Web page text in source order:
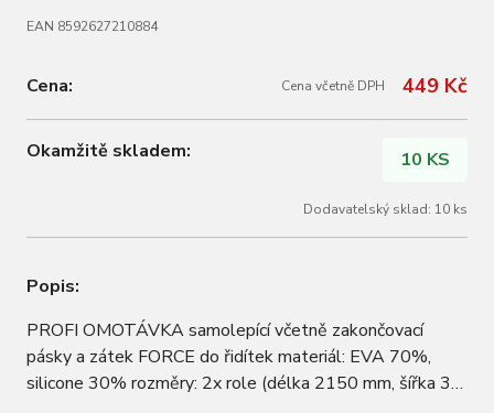
EAN 8592627210884
Cena: Cena včetně DPH 449 Kč
Okamžitě skladem: 10 KS
Dodavatelský sklad: 10 ks
Popis:
PROFI OMOTÁVKA samolepící včetně zakončovací
pásky a zátek FORCE do řidítek materiál: EVA 70%,
silicone 30% rozměry: 2x role (délka 2150 mm, šířka 30